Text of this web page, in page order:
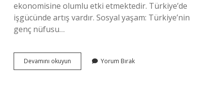
ekonomisine olumlu etki etmektedir. Türkiye’de
işgücünde artış vardır. Sosyal yaşam: Türkiye’nin
genç nüfusu…
Devamını okuyun
Özellikleri
Yorum Bırak